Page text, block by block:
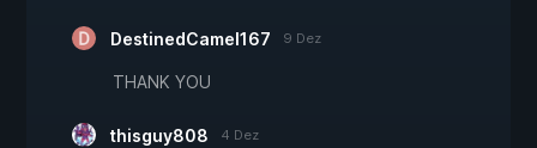
DestinedCamel167 9 Dez
THANK YOU
thisguy808 4 Dez